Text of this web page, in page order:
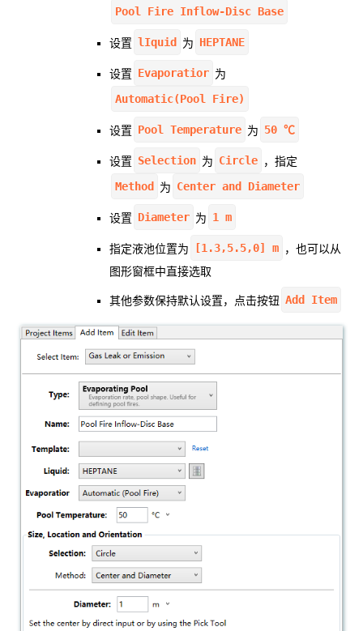
Pool Fire Inflow-Disc Base
设置 lIquid 为 HEPTANE
设置 Evaporatior 为
Automatic(Pool Fire)
设置 Pool Temperature 为 50 ℃
设置 Selection 为 Circle ，指定
Method 为 Center and Diameter
设置 Diameter 为 1 m
指定液池位置为 [1.3,5.5,0] m ，也可以从
图形窗框中直接选取
其他参数保持默认设置，点击按钮 Add Item